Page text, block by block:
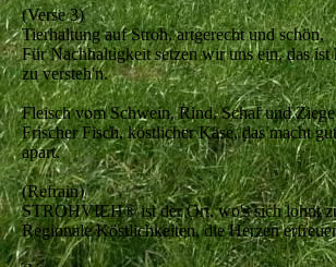
(Verse 3)
Tierhaltung auf Stroh, artgerecht und schön,
Für Nachhaltigkeit setzen wir uns ein, das
zu versteh'n.
Fleisch vom Schwein, Rind, Schaf und
Frischer Fisch, köstlicher Käse, das macht
apart.
(Refrain)
STROHVIEH® ist der Ort, wo's sich lohnt
Regionale Köstlichkeiten, die Herzen